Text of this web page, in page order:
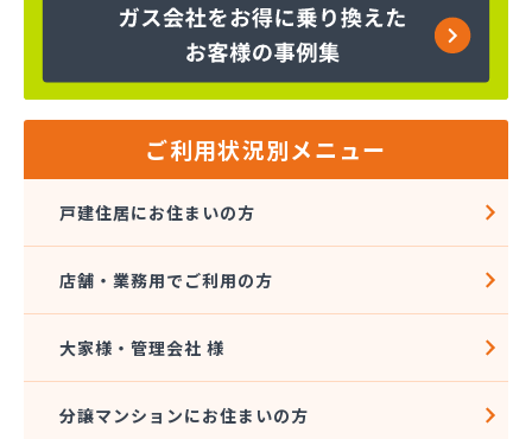
株式会社富士商会
株式会社芳之内ガス
株式会社木田産業
丸信ガス株式会社
菊間ガス北条ショールーム
共同ガス株式会社 松山支店
玉井産業株式会社
広島ガス伯方株式会社
今出石油
ご利用状況別メニュー
戸建住居にお住まいの方
店舗・業務用でご利用の方
大家様・管理会社 様
分譲マンションにお住まいの方